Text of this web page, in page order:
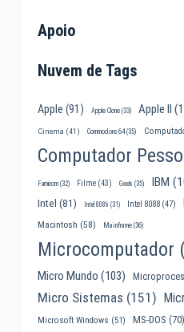
Apoio
Nuvem de Tags
Apple (91) Apple Clone(33) Apple II
Cinema (41) Commodore 64(35)
Computador
Famicom(32) Filme(43) Geek (35) IBM
Intel (81) Intel 8086 (31) Intel 8088(47)
Macintosh (58) Mainframe(36)
Microcomputador
Micro Mundo (103)
Micro Sistemas (151)
Microsoft Windows (51) MS-DOS (70)